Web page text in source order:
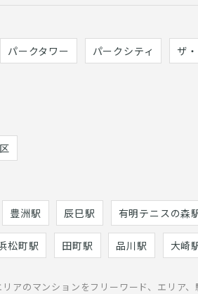
パークタワー パークシティ ザ
豊洲駅 辰巳駅 有明テニスの森
松町駅 田町駅 品川駅 大崎
リアのマンションをフリーワード、エリ